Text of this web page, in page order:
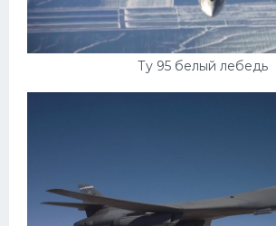
Ту 95 белый лебедь